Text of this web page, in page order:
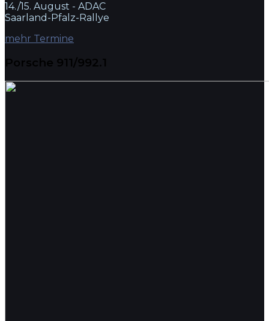
14./15. August - ADAC
Saarland-Pfalz-Rallye
mehr Termine
Porsche 911/992.1